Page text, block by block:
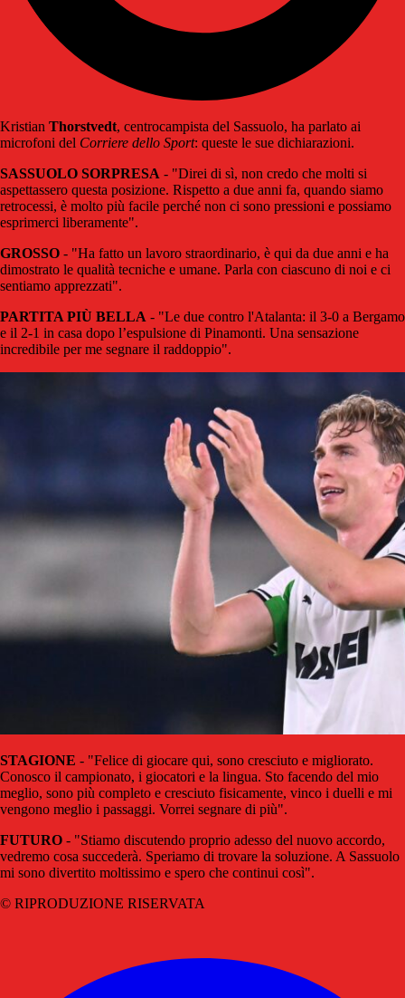
Kristian Thorstvedt, centrocampista del Sassuolo, ha parlato ai
microfoni del Corriere dello Sport: queste le sue dichiarazioni.
SASSUOLO SORPRESA - "Direi di sì, non credo che molti si
aspettassero questa posizione. Rispetto a due anni fa, quando siamo
retrocessi, è molto più facile perché non ci sono pressioni e possiamo
esprimerci liberamente".
GROSSO - "Ha fatto un lavoro straordinario, è qui da due anni e ha
dimostrato le qualità tecniche e umane. Parla con ciascuno di noi e ci
sentiamo apprezzati".
PARTITA PIÙ BELLA - "Le due contro l'Atalanta: il 3-0 a Bergamo
e il 2-1 in casa dopo l’espulsione di Pinamonti. Una sensazione
incredibile per me segnare il raddoppio".
STAGIONE - "Felice di giocare qui, sono cresciuto e migliorato.
Conosco il campionato, i giocatori e la lingua. Sto facendo del mio
meglio, sono più completo e cresciuto fisicamente, vinco i duelli e mi
vengono meglio i passaggi. Vorrei segnare di più".
FUTURO - "Stiamo discutendo proprio adesso del nuovo accordo,
vedremo cosa succederà. Speriamo di trovare la soluzione. A Sassuolo
mi sono divertito moltissimo e spero che continui così".
© RIPRODUZIONE RISERVATA